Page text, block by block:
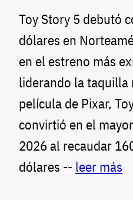
Toy Story 5 debutó
dólares en
en el estreno más
liderando la taquilla
película de Pixar,
convirtió en el
2026 al recaudar
dólares -- leer más